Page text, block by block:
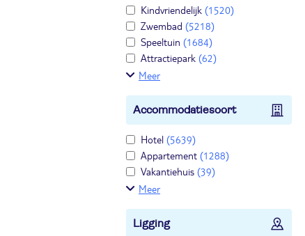
Kindvriendelijk (1520)
Zwembad (5218)
Speeltuin (1684)
Attractiepark (62)
Meer
Accommodatiesoort
Hotel (5639)
Appartement (1288)
Vakantiehuis (39)
Meer
Ligging